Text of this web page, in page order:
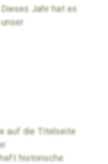
Dieses Jahr hat es
unser
auf die Titelseite
historische